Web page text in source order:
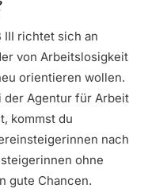
III richtet sich an
von Arbeitslosigkeit
orientieren wollen.
der Agentur für Arbeit
kommst du
nach
ohne
gute Chancen.